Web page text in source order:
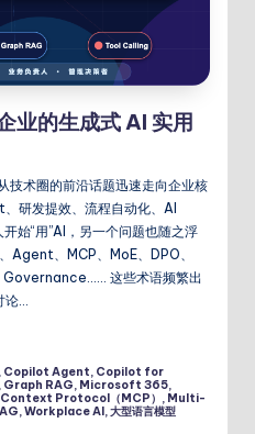
业的生成式 AI 实用
技术圈的前沿话题迅速走向企业核
研发提效、流程自动化、AI
始“用”AI，另一个问题也随之浮
Agent、MCP、MoE、DPO、
这些术语频繁出
…
, Copilot Agent, Copilot for
Graph RAG, Microsoft 365,
Protocol（MCP） , Multi-
,Workplace AI,大型语言模型